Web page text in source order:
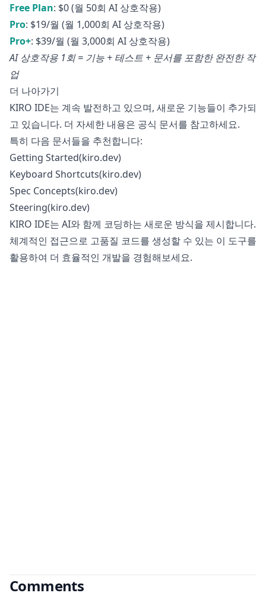
Free Plan: $0 (월 50회 AI 상호작용)
Pro: $19/월 (월 1,000회 AI 상호작용)
Pro+: $39/월 (월 3,000회 AI 상호작용)
AI 상호작용 1회 = 기능 + 테스트 + 문서를 포함한 완전한 작
업
더 나아가기
KIRO IDE는 계속 발전하고 있으며, 새로운 기능들이 추가되
고 있습니다. 더 자세한 내용은 공식 문서를 참고하세요.
특히 다음 문서들을 추천합니다:
Getting Started(kiro.dev)
Keyboard Shortcuts(kiro.dev)
Spec Concepts(kiro.dev)
Steering(kiro.dev)
KIRO IDE는 AI와 함께 코딩하는 새로운 방식을 제시합니다.
체계적인 접근으로 고품질 코드를 생성할 수 있는 이 도구를
활용하여 더 효율적인 개발을 경험해보세요.
Comments